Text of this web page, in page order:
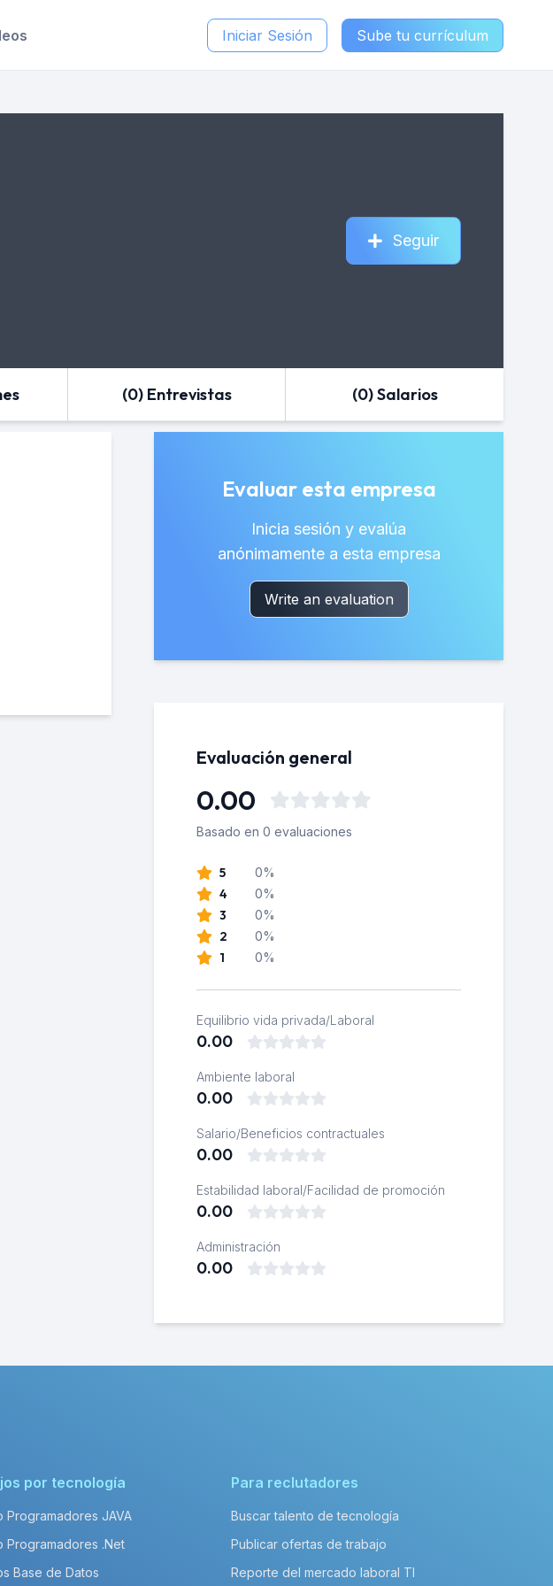
Iniciar Sesión Sube tu currículum
Seguir
(0) Entrevistas (0) Salarios
Evaluar esta empresa
Inicia sesión y evalúa
anónimamente a esta empresa
Write an evaluation
Evaluación general
0.00
Basado en 0 evaluaciones
5 0%
4 0%
3 0%
2 0%
1 0%
Equilibrio vida privada/Laboral
0.00
Ambiente laboral
0.00
Salario/Beneficios contractuales
0.00
Estabilidad laboral/Facilidad de promoción
0.00
Administración
0.00
por tecnología
Programadores JAVA
Programadores .Net
Base de Datos
Para reclutadores
Buscar talento de tecnología
Publicar ofertas de trabajo
Reporte del mercado laboral TI